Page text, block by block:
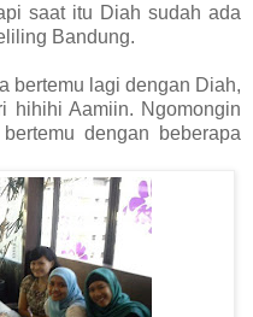
saat itu Diah sudah ada
Bandung.
bertemu lagi dengan Diah,
hihihi Aamiin. Ngomongin
dengan beberapa